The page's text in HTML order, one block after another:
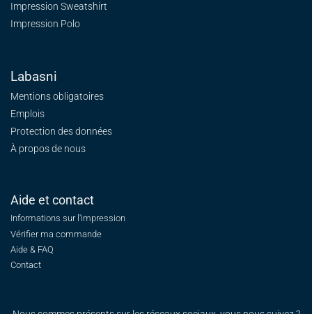
Impression Sweatshirt
Impression Polo
Labasni
Mentions obligatoires
Emplois
Protection des données
À propos de nous
Aide et contact
Informations sur l'impression
Vérifier ma commande
Aide & FAQ
Contact